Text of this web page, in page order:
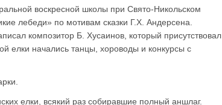
воскресной школы при Свято-Никольском
лебеди» по мотивам сказки Г.Х. Андерсена.
композитор Б. Хусаинов, который присутствовал
елки начались танцы, хороводы и конкурсы с
елки, всякий раз собиравшие полный аншлаг.